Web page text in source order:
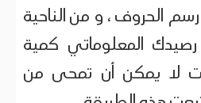
الحروف ، و من الناحية
المعلوماتي كمية
لا يمكن أن تمحى من